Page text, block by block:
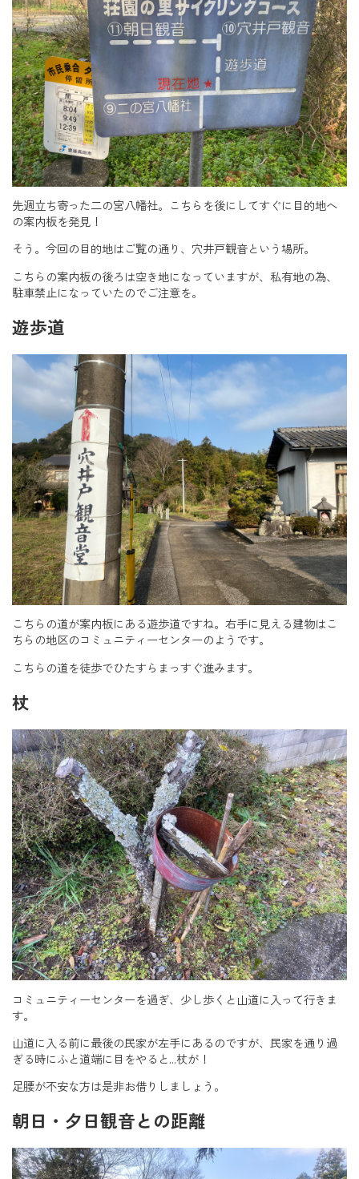
先週立ち寄った二の宮八幡社。こちらを後にしてすぐに目的地へ
の案内板を発見！
そう。今回の目的地はご覧の通り、穴井戸観音という場所。
こちらの案内板の後ろは空き地になっていますが、私有地の為、
駐車禁止になっていたのでご注意を。
遊歩道
こちらの道が案内板にある遊歩道ですね。右手に見える建物はこ
ちらの地区のコミュニティーセンターのようです。
こちらの道を徒歩でひたすらまっすぐ進みます。
杖
コミュニティーセンターを過ぎ、少し歩くと山道に入って行きま
す。
山道に入る前に最後の民家が左手にあるのですが、民家を通り過
ぎる時にふと道端に目をやると…杖が！
足腰が不安な方は是非お借りしましょう。
朝日・夕日観音との距離